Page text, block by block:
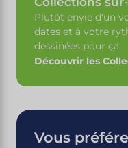
Plutôt envie d'un
dates et à votre
dessinées pour ça.
Découvrir les
Vous